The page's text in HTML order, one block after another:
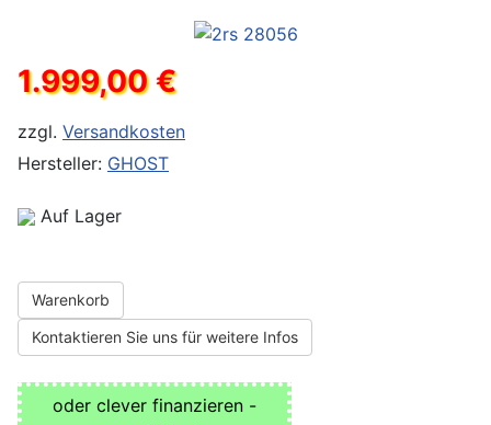
1.999,00 €
zzgl. Versandkosten
Hersteller: GHOST
Auf Lager
Warenkorb
Kontaktieren Sie uns für weitere Infos
oder clever finanzieren -